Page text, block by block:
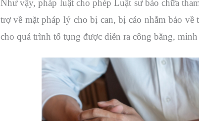
Như vậy, pháp luật cho phép Luật sư bào chữa
trợ về mặt pháp lý cho bị can, bị cáo nhằm bảo
cho quá trình tố tụng được diễn ra công bằng,